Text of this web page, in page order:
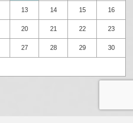
13 14 15 16
20 21 22 23
27 28 29 30